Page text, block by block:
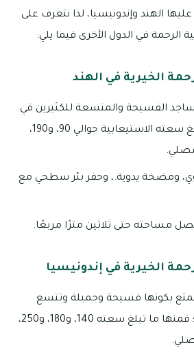
الهند وإندونيسيا، لذا نتعرف على
الرحمة في الدول الأخرى فيما يلي:
الخيرية في الهند
الفسيحة والمتسعة للكثيرين في
الهند؛ فمنها ما تبلغ سعته الاستيعابية حوالي 90، و190،
ومضخة يدوية.، وحفر بئر سطحي مع
مساحته حتى ثلاثين مترًا مربعًا.
الخيرية في إندونيسيا
بكونها فسيحة وجميلة وتتسع
لكثير من المصلّين؛ فمنها ما تبلغ سعته 140، و180، و250،